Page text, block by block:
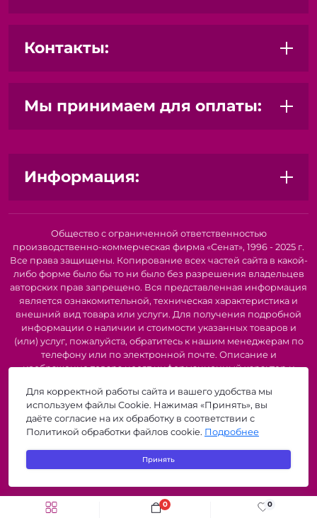
0
0
Контакты:
Мы принимаем для оплаты:
Информация:
Общество с ограниченной ответственностью
производственно-коммерческая фирма «Сенат», 1996 - 2025 г.
Все права защищены. Копирование всех частей сайта в какой-
либо форме было бы то ни было без разрешения владельцев
авторских прав запрещено. Вся представленная информация
является ознакомительной, техническая характеристика и
внешний вид товара или услуги. Для получения подробной
информации о наличии и стоимости указанных товаров и
(или) услуг, пожалуйста, обратитесь к нашим менеджерам по
телефону или по электронной почте. Описание и
изображение товара носят информационный характер и
представленных в технической документации производителя.
Производители о предоставлении за собой права на
изменение внешнего вида, характеристик и комплектации
товара, предварительно не уведомляя продавцов и
потребителей. Рекомендуется при покупке проверить
наличие необходимых функций и характеристик.
Для корректной работы сайта и вашего удобства мы
используем файлы Cookie. Нажимая «Принять», вы
даёте согласие на их обработку в соответствии с
Политикой обработки файлов cookie. Подробнее
Принять